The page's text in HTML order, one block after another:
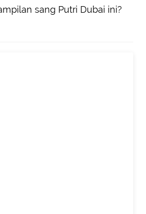
sang Putri Dubai ini?